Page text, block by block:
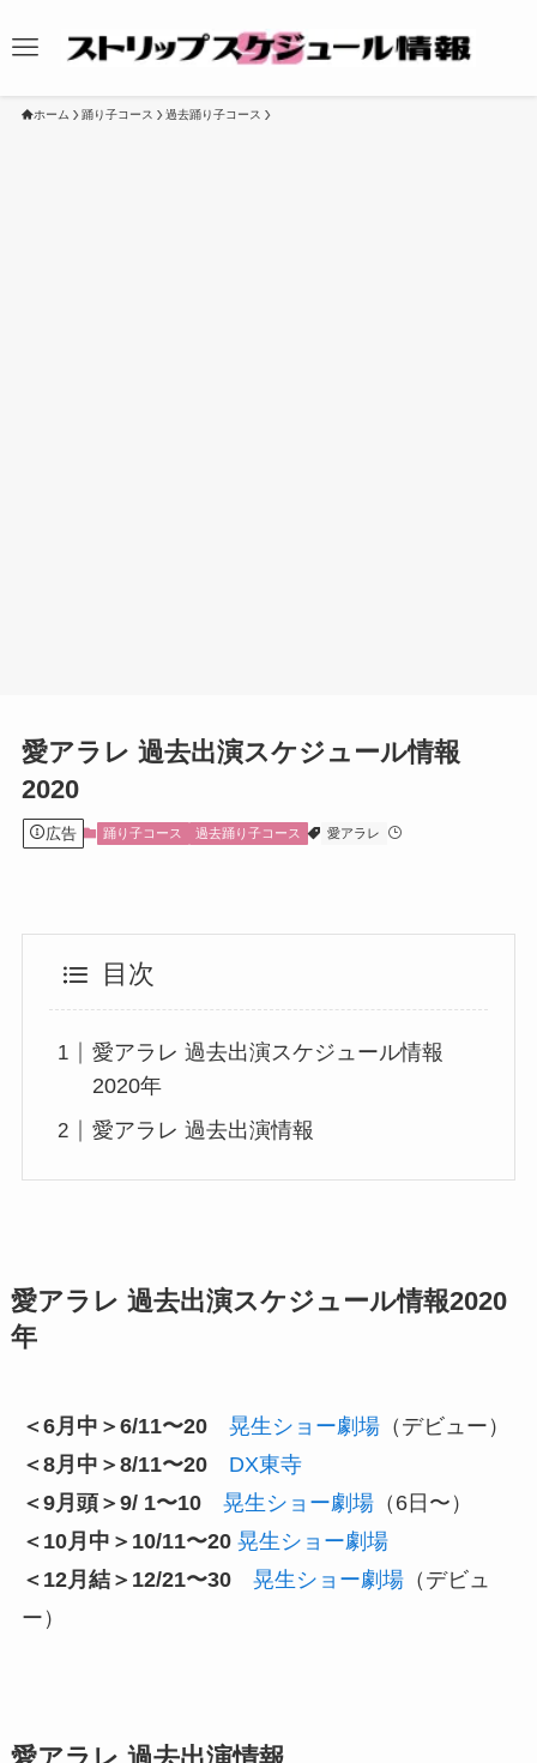
ホーム 踊り子コース 過去踊り子コース
愛アラレ 過去出演スケジュール情報
2020
広告 踊り子コース 過去踊り子コース 愛アラレ
目次
愛アラレ 過去出演スケジュール情報
2020年
愛アラレ 過去出演情報
愛アラレ 過去出演スケジュール情報2020
年
＜6月中＞6/11〜20 晃生ショー劇場（デビュー）
＜8月中＞8/11〜20
DX東寺
＜9月頭＞9/ 1〜10
晃生ショー劇場（6日〜）
＜10月中＞10/11〜20 晃生ショー劇場
＜12月結＞12/21〜30
晃生ショー劇場（デビュ
ー）